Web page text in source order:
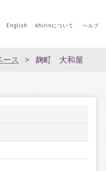
English khirinについて ヘルプ
ース 麹町 大和屋